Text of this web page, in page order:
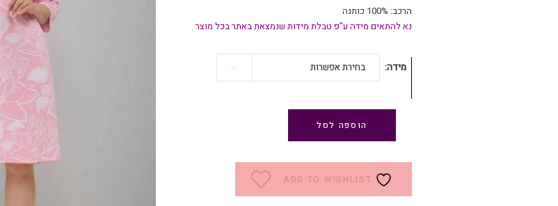
הרכב: 100% כותנה
נא להתאים מידה ע"פ טבלת מידות שנמצאת באתר בכל מוצר
מידה בחירת אפשרות
הוספה לסל
ADD TO WISHLIST